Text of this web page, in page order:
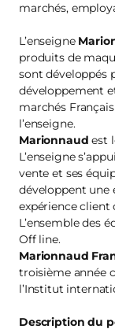
marchés,
L’enseigne
produits de
sont développés
développement
marchés
l’enseigne.
Marionnaudest
L’enseigne
vente et ses
développent une
expérience client
L’ensemble des
Off line.
Marionnaud
troisième année
l’Institut
Description du